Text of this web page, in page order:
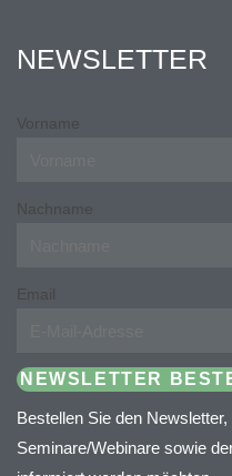
NEWSLETTER
Vorname
Nachname
Email
NEWSLETTER
Bestellen Sie den
Seminare/Webinare sowie